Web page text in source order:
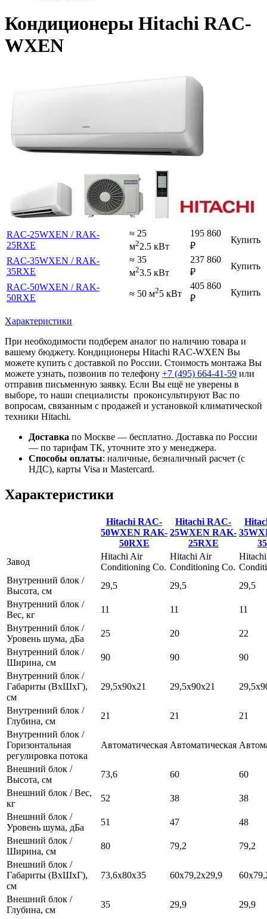
Кондиционеры Hitachi RAC-
WXEN
RAC-25WXEN / RAK-
25RXE
≈ 25
м22.5 кВт
195 860
₽
Купить
RAC-35WXEN / RAK-
35RXE
≈ 35
м23.5 кВт
237 860
₽
Купить
RAC-50WXEN / RAK-
50RXE
≈ 50 м25 кВт
405 860
₽
Купить
Характеристики
При необходимости подберем аналог по наличию товара и
вашему бюджету. Кондиционеры Hitachi RAC-WXEN Вы
можете купить с доставкой по России. Стоимость монтажа Вы
можете узнать, позвонив по телефону +7 (495) 664-41-59 или
отправив письменную заявку. Если Вы ещё не уверены в
выборе, то наши специалисты проконсультируют Вас по
вопросам, связанным с продажей и установкой климатической
техники Hitachi.
Доставка по Москве — бесплатно. Доставка по России
— по тарифам ТК, уточните это у менеджера.
Способы оплаты: наличные, безналичный расчет (с
НДС), карты Visa и Mastercard.
Характеристики
Hitachi RAC-
50WXEN RAK-
50RXE
Hitachi RAC-
25WXEN RAK-
25RXE
Завод
Hitachi Air
Conditioning Co.
Hitachi Air
Conditioning Co.
Внутренний блок /
Высота, см
29,5 29,5
29,5
Внутренний блок /
Вес, кг
11 11
11
Внутренний блок /
Уровень шума, дБа
25 20
22
Внутренний блок /
Ширина, см
90 90
90
Внутренний блок /
Габариты (ВхШхГ),
см
29,5х90х21 29,5х90х21
Внутренний блок /
Глубина, см
21 21
21
Внутренний блок /
Горизонтальная
регулировка потока
Автоматическая Автоматическая
Внешний блок /
Высота, см
73,6 60
60
Внешний блок / Вес,
кг
52 38
38
Внешний блок /
Уровень шума, дБа
51 47
48
Внешний блок /
Ширина, см
80 79,2
79,2
Внешний блок /
Габариты (ВхШхГ),
см
73,6х80х35 60х79,2х29,9
Внешний блок /
Глубина, см
35 29,9
29,9